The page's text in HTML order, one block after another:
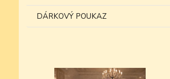
DÁRKOVÝ POUKAZ